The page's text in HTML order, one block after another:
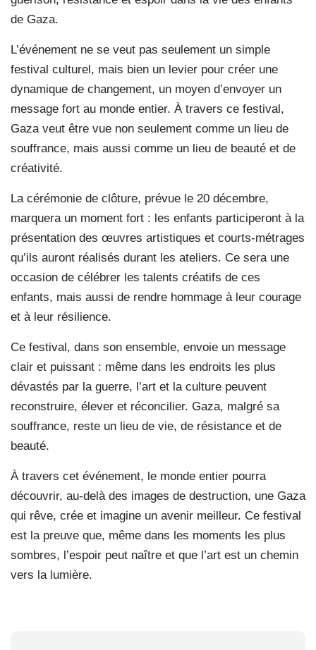
de Gaza.
L’événement ne se veut pas seulement un simple
festival culturel, mais bien un levier pour créer une
dynamique de changement, un moyen d’envoyer un
message fort au monde entier. À travers ce festival,
Gaza veut être vue non seulement comme un lieu de
souffrance, mais aussi comme un lieu de beauté et de
créativité.
La cérémonie de clôture, prévue le 20 décembre,
marquera un moment fort : les enfants participeront à la
présentation des œuvres artistiques et courts-métrages
qu’ils auront réalisés durant les ateliers. Ce sera une
occasion de célébrer les talents créatifs de ces
enfants, mais aussi de rendre hommage à leur courage
et à leur résilience.
Ce festival, dans son ensemble, envoie un message
clair et puissant : même dans les endroits les plus
dévastés par la guerre, l’art et la culture peuvent
reconstruire, élever et réconcilier. Gaza, malgré sa
souffrance, reste un lieu de vie, de résistance et de
beauté.
À travers cet événement, le monde entier pourra
découvrir, au-delà des images de destruction, une Gaza
qui rêve, crée et imagine un avenir meilleur. Ce festival
est la preuve que, même dans les moments les plus
sombres, l’espoir peut naître et que l’art est un chemin
vers la lumière.